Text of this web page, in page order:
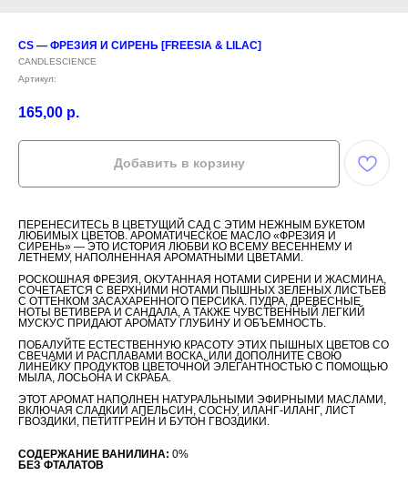
CS — ФРЕЗИЯ И СИРЕНЬ [FREESIA & LILAC]
CANDLESCIENCE
Артикул:
165,00 р.
Добавить в корзину
ПЕРЕНЕСИТЕСЬ В ЦВЕТУЩИЙ САД С ЭТИМ НЕЖНЫМ БУКЕТОМ
ЛЮБИМЫХ ЦВЕТОВ. АРОМАТИЧЕСКОЕ МАСЛО «ФРЕЗИЯ И
СИРЕНЬ» — ЭТО ИСТОРИЯ ЛЮБВИ КО ВСЕМУ ВЕСЕННЕМУ И
ЛЕТНЕМУ, НАПОЛНЕННАЯ АРОМАТНЫМИ ЦВЕТАМИ.
РОСКОШНАЯ ФРЕЗИЯ, ОКУТАННАЯ НОТАМИ СИРЕНИ И ЖАСМИНА,
СОЧЕТАЕТСЯ С ВЕРХНИМИ НОТАМИ ПЫШНЫХ ЗЕЛЕНЫХ ЛИСТЬЕВ
С ОТТЕНКОМ ЗАСАХАРЕННОГО ПЕРСИКА. ПУДРА, ДРЕВЕСНЫЕ
НОТЫ ВЕТИВЕРА И САНДАЛА, А ТАКЖЕ ЧУВСТВЕННЫЙ ЛЕГКИЙ
МУСКУС ПРИДАЮТ АРОМАТУ ГЛУБИНУ И ОБЪЕМНОСТЬ.
ПОБАЛУЙТЕ ЕСТЕСТВЕННУЮ КРАСОТУ ЭТИХ ПЫШНЫХ ЦВЕТОВ СО
СВЕЧАМИ И РАСПЛАВАМИ ВОСКА. ИЛИ ДОПОЛНИТЕ СВОЮ
ЛИНЕЙКУ ПРОДУКТОВ ЦВЕТОЧНОЙ ЭЛЕГАНТНОСТЬЮ С ПОМОЩЬЮ
МЫЛА, ЛОСЬОНА И СКРАБА.
ЭТОТ АРОМАТ НАПОЛНЕН НАТУРАЛЬНЫМИ ЭФИРНЫМИ МАСЛАМИ,
ВКЛЮЧАЯ СЛАДКИЙ АПЕЛЬСИН, СОСНУ, ИЛАНГ-ИЛАНГ, ЛИСТ
ГВОЗДИКИ, ПЕТИТГРЕЙН И БУТОН ГВОЗДИКИ.
СОДЕРЖАНИЕ ВАНИЛИНА: 0%
БЕЗ ФТАЛАТОВ